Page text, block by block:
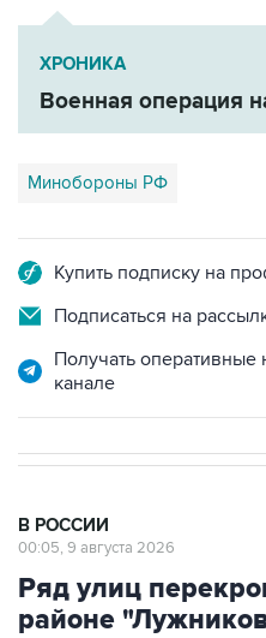
ХРОНИКА
Военная операция
Минобороны РФ
Купить подписку на
Подписаться на
Получать
канале
В РОССИИ
00:05, 9 августа 2026
Ряд улиц
районе